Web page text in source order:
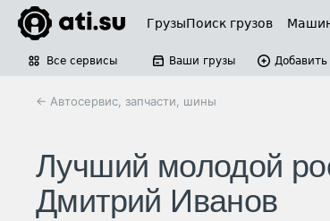
ГрузыПоиск грузов
Все сервисы Ваши грузы Добавить
← Автосервис, запчасти, шины
Лучший молодой
Дмитрий Иванов